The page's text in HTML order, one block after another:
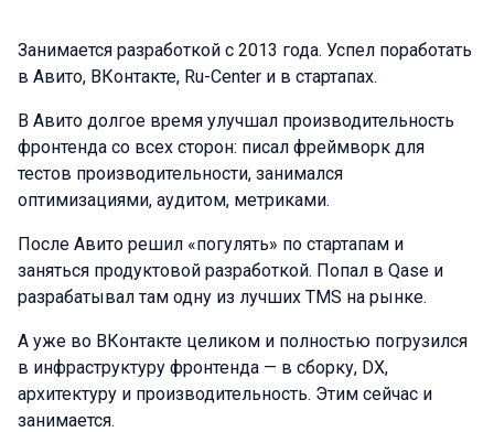
Занимается разработкой c 2013 года. Успел поработать
в Авито, ВКонтакте, Ru-Center и в стартапах.
В Авито долгое время улучшал производительность
фронтенда со всех сторон: писал фреймворк для
тестов производительности, занимался
оптимизациями, аудитом, метриками.
После Авито решил «погулять» по стартапам и
заняться продуктовой разработкой. Попал в Qase и
разрабатывал там одну из лучших TMS на рынке.
А уже во ВКонтакте целиком и полностью погрузился
в инфраструктуру фронтенда — в сборку, DX,
архитектуру и производительность. Этим сейчас и
занимается.